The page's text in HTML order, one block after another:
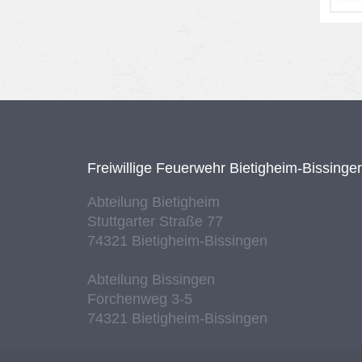
Frei­wil­li­ge Feu­er­wehr Bie­tig­heim-
Ab­tei­lung Bie­tig­heim
Stutt­gar­ter Stra­ße 77
74321 Bie­tig­heim-Bis­sin­gen
Ab­tei­lung Bis­sin­gen
For­chen­weg 3-5
74321 Bie­tig­heim-Bis­sin­gen